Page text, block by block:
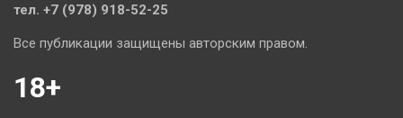
тел. +7 (978) 918-52-25
Все публикации защищены авторским правом.
18+